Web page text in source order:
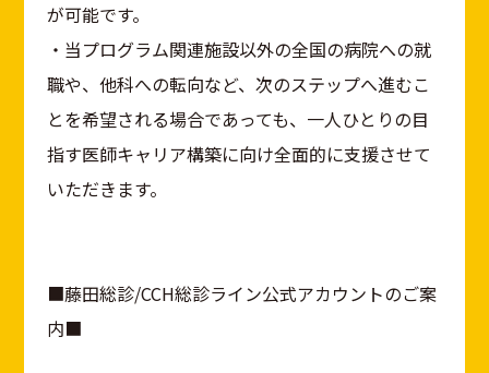
が可能です。
・当プログラム関連施設以外の全国の病院への就
職や、他科への転向など、次のステップへ進むこ
とを希望される場合であっても、一人ひとりの目
指す医師キャリア構築に向け全面的に支援させて
いただきます。
■藤田総診/CCH総診ライン公式アカウントのご案
内■